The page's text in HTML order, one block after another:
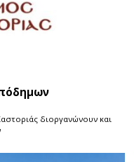
διοργανώνουν και